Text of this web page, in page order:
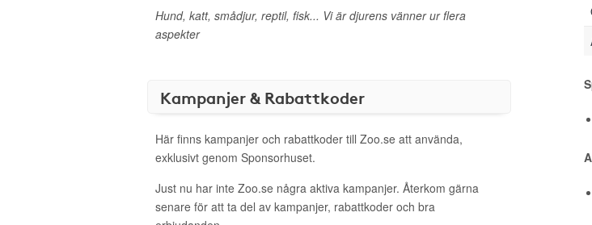
Hund, katt, smådjur, reptil, fisk... Vi är djurens vänner ur flera
aspekter
Kampanjer & Rabattkoder
Här finns kampanjer och rabattkoder till Zoo.se att använda,
exklusivt genom Sponsorhuset.
Just nu har inte Zoo.se några aktiva kampanjer. Återkom gärna
senare för att ta del av kampanjer, rabattkoder och bra